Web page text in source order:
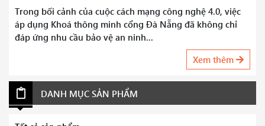
Trong bối cảnh của cuộc cách mạng công nghệ 4.0, việc
áp dụng Khoá thông minh cổng Đà Nẵng đã không chỉ
đáp ứng nhu cầu bảo vệ an ninh...
Xem thêm
DANH MỤC SẢN PHẨM